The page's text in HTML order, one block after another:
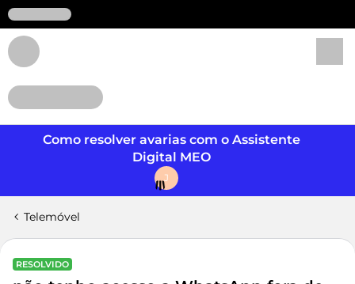
Como resolver avarias com o Assistente
Digital MEO
J
Telemóvel
RESOLVIDO